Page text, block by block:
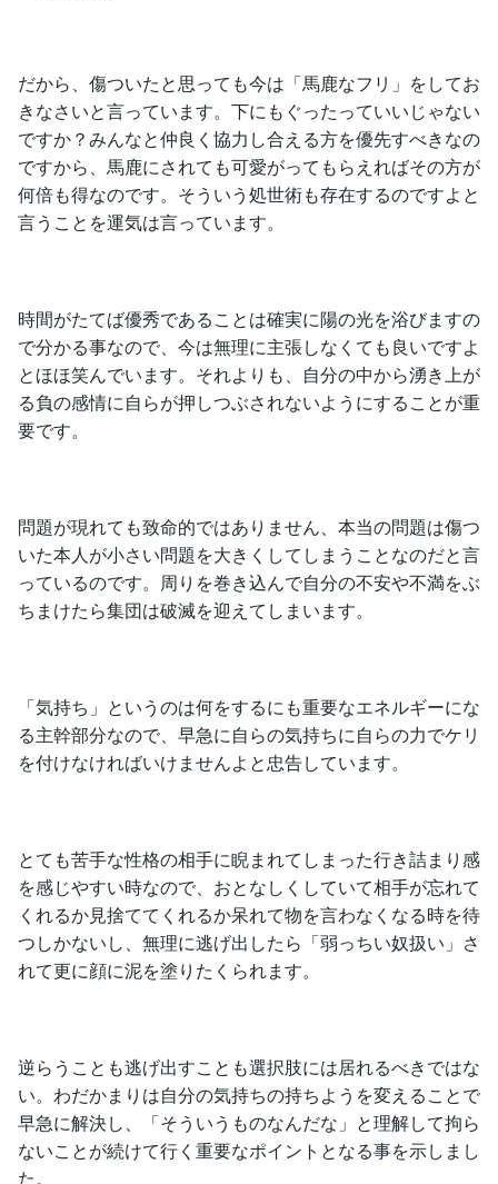
だから、傷ついたと思っても今は「馬鹿なフリ」をしてお
きなさいと言っています。下にもぐったっていいじゃない
ですか？みんなと仲良く協力し合える方を優先すべきなの
ですから、馬鹿にされても可愛がってもらえればその方が
何倍も得なのです。そういう処世術も存在するのですよと
言うことを運気は言っています。
時間がたてば優秀であることは確実に陽の光を浴びますの
で分かる事なので、今は無理に主張しなくても良いですよ
とほほ笑んでいます。それよりも、自分の中から湧き上が
る負の感情に自らが押しつぶされないようにすることが重
要です。
問題が現れても致命的ではありません、本当の問題は傷つ
いた本人が小さい問題を大きくしてしまうことなのだと言
っているのです。周りを巻き込んで自分の不安や不満をぶ
ちまけたら集団は破滅を迎えてしまいます。
「気持ち」というのは何をするにも重要なエネルギーにな
る主幹部分なので、早急に自らの気持ちに自らの力でケリ
を付けなければいけませんよと忠告しています。
とても苦手な性格の相手に睨まれてしまった行き詰まり感
を感じやすい時なので、おとなしくしていて相手が忘れて
くれるか見捨ててくれるか呆れて物を言わなくなる時を待
つしかないし、無理に逃げ出したら「弱っちい奴扱い」さ
れて更に顔に泥を塗りたくられます。
逆らうことも逃げ出すことも選択肢には居れるべきではな
い。わだかまりは自分の気持ちの持ちようを変えることで
早急に解決し、「そういうものなんだな」と理解して拘ら
ないことが続けて行く重要なポイントとなる事を示しまし
た。